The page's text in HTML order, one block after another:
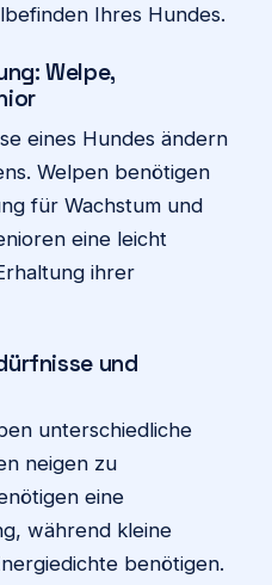
Ihres Hundes.
Welpe,
eines Hundes ändern
Welpen benötigen
für Wachstum und
eine leicht
ihrer
und
unterschiedliche
neigen zu
eine
während kleine
benötigen.